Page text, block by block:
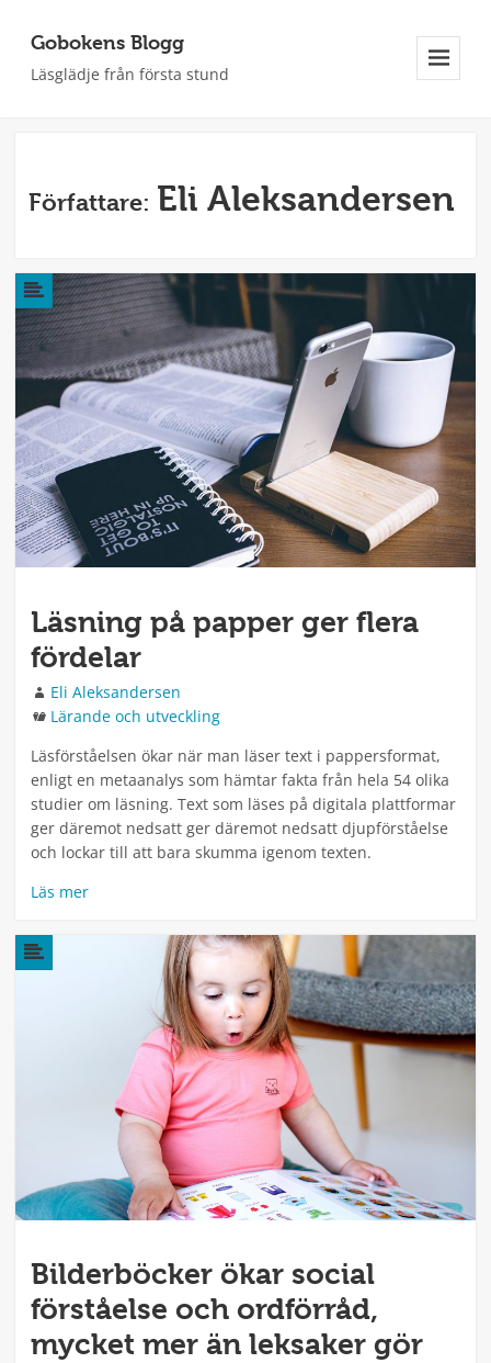
Gobokens Blogg
Läsglädje från första stund
Författare: Eli Aleksandersen
Läsning på papper ger flera
fördelar
Författare
Eli Aleksandersen
Kategorier
Lärande och utveckling
Läsförståelsen ökar när man läser text i pappersformat,
enligt en metaanalys som hämtar fakta från hela 54 olika
studier om läsning. Text som läses på digitala plattformar
ger däremot nedsatt ger däremot nedsatt djupförståelse
och lockar till att bara skumma igenom texten.
Läs mer
Bilderböcker ökar social
förståelse och ordförråd,
mycket mer än leksaker gör